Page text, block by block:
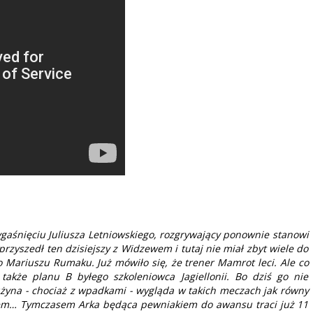
Juliusza Letniowskiego, rozgrywający ponownie stanowi
ten dzisiejszy z Widzewem i tutaj nie miał zbyt wiele do
Rumaku. Już mówiło się, że trener Mamrot leci. Ale co
planu B byłego szkoleniowca Jagiellonii. Bo dziś go nie
- chociaż z wpadkami - wygląda w takich meczach jak równy
Tymczasem Arka będąca pewniakiem do awansu traci już 11